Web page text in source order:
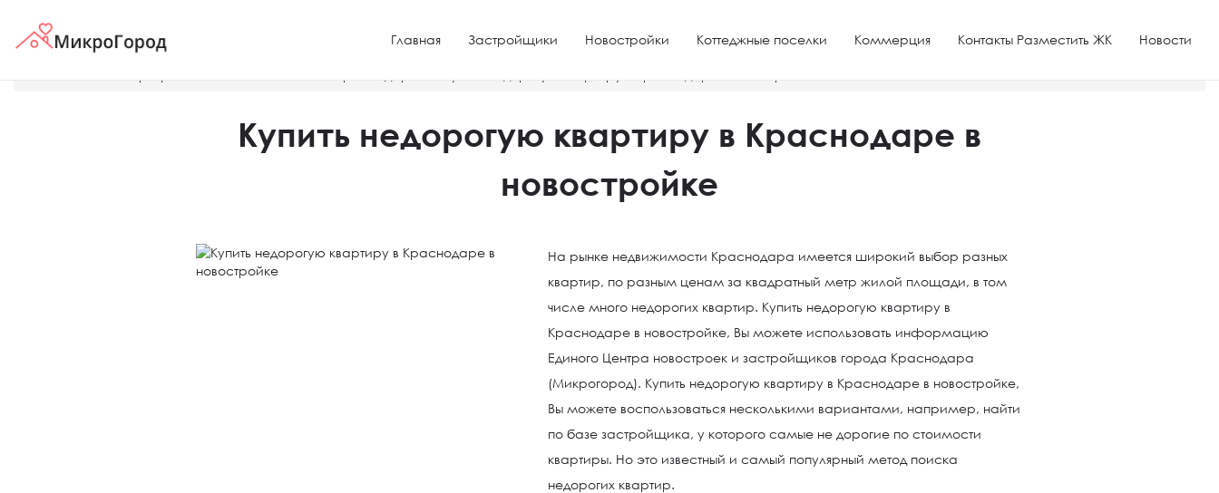
Главная Застройщики Новостройки Коттеджные поселки Коммерция Контакты Разместить ЖК Новости
Купить недорогую квартиру в Краснодаре в
новостройке
На рынке недвижимости Краснодара имеется широкий выбор разных
квартир, по разным ценам за квадратный метр жилой площади, в том
числе много недорогих квартир. Купить недорогую квартиру в
Краснодаре в новостройке, Вы можете использовать информацию
Единого Центра новостроек и застройщиков города Краснодара
(Микрогород). Купить недорогую квартиру в Краснодаре в новостройке,
Вы можете воспользоваться несколькими вариантами, например, найти
по базе застройщика, у которого самые не дорогие по стоимости
квартиры. Но это известный и самый популярный метод поиска
недорогих квартир.